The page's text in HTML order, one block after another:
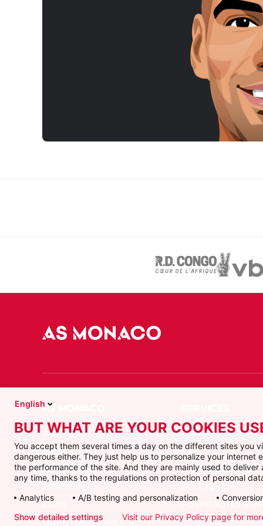
ACTUALITÉS
VIDÉOS
ÉQUIPE PRO
CLUB
LIGUE 1 MCDONALD'S
CONTACT
FAQ
FAQ BILLETTERIE
HOSPITALITÉS &
English
BUT WHAT ARE YOUR COOKIES
You accept them several times a day on the different sites you
dangerous either. They just help us to personalize your internet
the performance of the site. And they are mainly used to
any time, thanks to the regulations on protection of personal
Analytics
A/B testing and personalization
Show detailed settings Visit our Privacy Policy page for